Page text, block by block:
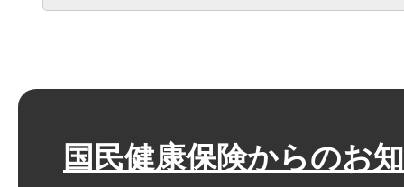
国民健康保険からのお